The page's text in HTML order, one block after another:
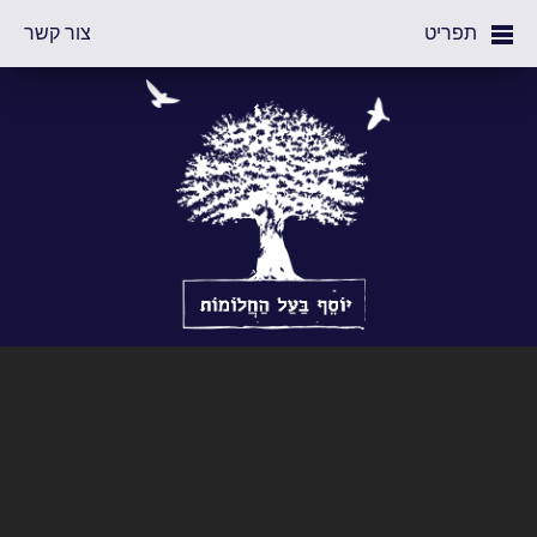
תפריט צור קשר